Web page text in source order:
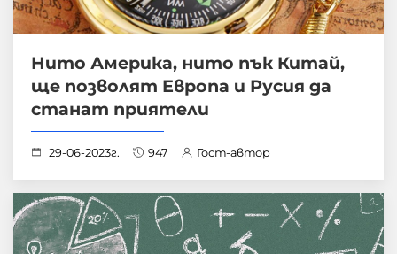
Нито Америка, нито пък Китай,
ще позволят Европа и Русия да
станат приятели
29-06-2023г. 947 Гост-автор